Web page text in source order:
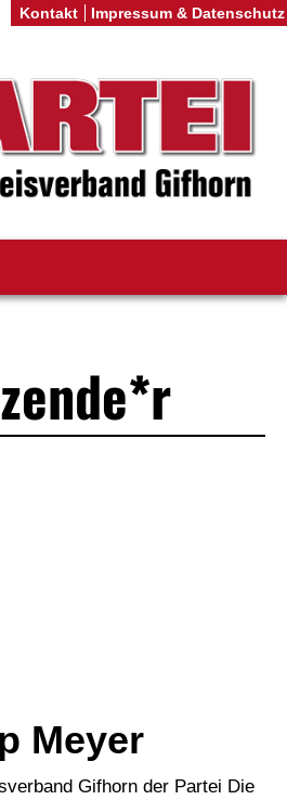
Meyer
Gifhorn der Partei Die
Kontakt Impressum & Datenschutz